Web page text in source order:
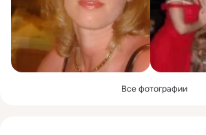
Все фотографии